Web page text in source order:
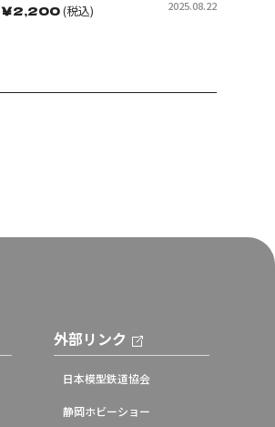
￥2,200(税込) 2025.08.22
外部リンク
日本模型鉄道協会
静岡ホビーショー